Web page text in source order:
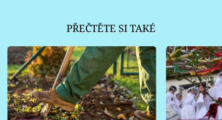
PŘEČTĚTE SI TAKÉ